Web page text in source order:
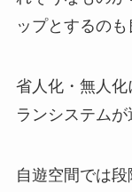
ップとするのも
省人化・無人化
ランシステムが
自遊空間では